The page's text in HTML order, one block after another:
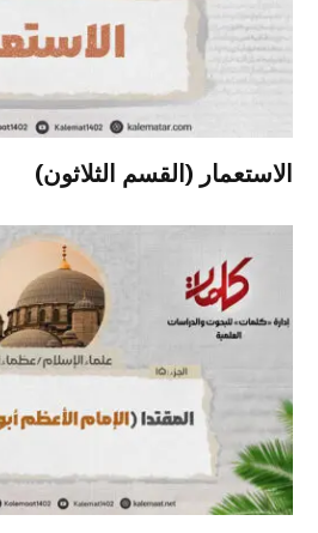
الاستعمار (القسم الثلاثون)